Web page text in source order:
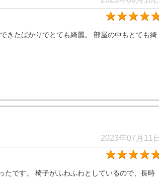
きたばかりでとても綺麗。 部屋の中もとても綺
2023年07月11日
たです。 椅子がふわふわとしているので、長時